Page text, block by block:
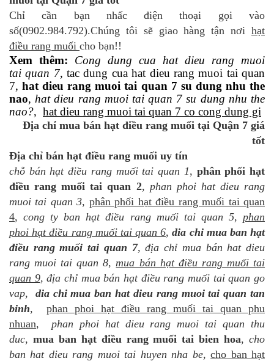
Chỉ cần bạn nhấc điện thoại gọi vào
số(0902.984.792).Chúng tôi sẽ giao hàng tận nơi hạt
điều rang muối cho bạn!!
Xem thêm:
Cong dung cua hat dieu rang muoi
tai quan 7, tac dung cua hat dieu rang muoi tai quan
7,hat dieu rang muoi tai quan 7 su dung nhu the
nao, hat dieu rang muoi tai quan 7 su dung nhu the
nao?, hat dieu rang muoi tai quan 7 co cong dung gi
Địa chỉ mua bán hạt điều rang muối tại Quận 7 giá
tốt
Địa chỉ bán hạt điều rang muối uy tín
chỗ bán hạt điều rang muối tai quan 1, phân phối hạt
điều rang muối tai quan 2, phan phoi hat dieu rang
muoi tai quan 3, phân phối hạt điều rang muối tai quan
4,cong ty ban hạt điều rang muối tai quan 5, phan
phoi hạt điều rang muối tai quan 6,dia chi mua ban hạt
điều rang muối tai quan 7,địa chỉ mua bán hat dieu
rang muoi tai quan 8, mua bán hạt điều rang muối tai
quan 9,địa chỉ mua bán hạt điều rang muối tai quan go
vap, dia chi mua ban hat dieu rang muoi tai quan tan
binh, phan phoi hạt điều rang muối tai quan phu
nhuan, phan phoi hat dieu rang muoi tai quan thu
duc, mua ban hạt điều rang muối tai bien hoa,cho
ban hat dieu rang muoi tai huyen nha be,cho ban hạt